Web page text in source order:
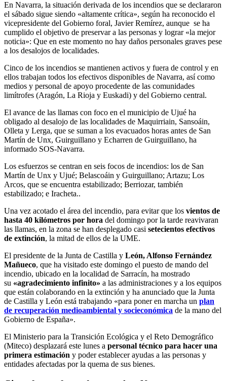
En Navarra, la situación derivada de los incendios que se declararon
el sábado sigue siendo «altamente crítica», según ha reconocido el
vicepresidente del Gobierno foral, Javier Remírez, aunque se ha
cumplido el objetivo de preservar a las personas y lograr «la mejor
noticia»: Que en este momento no hay daños personales graves pese
a los desalojos de localidades.
Cinco de los incendios se mantienen activos y fuera de control y en
ellos trabajan todos los efectivos disponibles de Navarra, así como
medios y personal de apoyo procedente de las comunidades
limítrofes (Aragón, La Rioja y Euskadi) y del Gobierno central.
El avance de las llamas con foco en el municipio de Ujué ha
obligado al desalojo de las localidades de Maquirriain, Sansoáin,
Olleta y Lerga, que se suman a los evacuados horas antes de San
Martín de Unx, Guirguillano y Echarren de Guirguillano, ha
informado SOS-Navarra.
Los esfuerzos se centran en seis focos de incendios: los de San
Martín de Unx y Ujué; Belascoáin y Guirguillano; Artazu; Los
Arcos, que se encuentra estabilizado; Berriozar, también
estabilizado; e Iracheta..
Una vez acotado el área del incendio, para evitar que los vientos de
hasta 40 kilómetros por hora del domingo por la tarde reavivaran
las llamas, en la zona se han desplegado casi setecientos efectivos
de extinción, la mitad de ellos de la UME.
El presidente de la Junta de Castilla y León, Alfonso Fernández
Mañueco, que ha visitado este domingo el puesto de mando del
incendio, ubicado en la localidad de Sarracín, ha mostrado
su «agradecimiento infinito» a las administraciones y a los equipos
que están colaborando en la extinción y ha anunciado que la Junta
de Castilla y León está trabajando «para poner en marcha un plan
de recuperación medioambiental y socieconómica de la mano del
Gobierno de España».
El Ministerio para la Transición Ecológica y el Reto Demográfico
(Miteco) desplazará este lunes a personal técnico para hacer una
primera estimación y poder establecer ayudas a las personas y
entidades afectadas por la quema de sus bienes.